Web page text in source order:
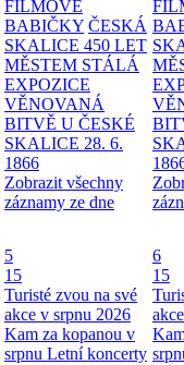
FILMOVÉ
BABIČKY ČESKÁ
SKALICE 450 LET
MĚSTEM STÁLÁ
EXPOZICE
VĚNOVANÁ
BITVĚ U ČESKÉ
SKALICE 28. 6.
1866
Zobrazit všechny
záznamy ze dne
5
15
Turisté zvou na své
akce v srpnu 2026
Kam za kopanou v
srpnu Letní koncerty
6
15